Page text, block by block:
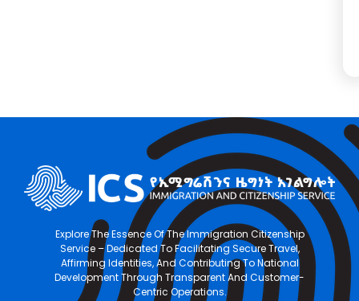
Explore The Essence Of The Immigration Citizenship
Service – Dedicated To Facilitating Secure Travel,
Affirming Identities, And Contributing To National
Development Through Transparent And Customer-
Centric Operations.